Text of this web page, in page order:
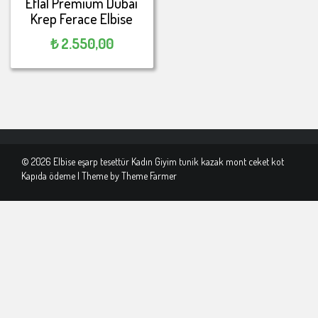
Krep Ferace Elbise
₺2.550,00
© 2026 Elbise eşarp tesettür Kadın Giyim tunik kazak mont ceket kot
Kapıda ödeme | Theme byTheme Farmer